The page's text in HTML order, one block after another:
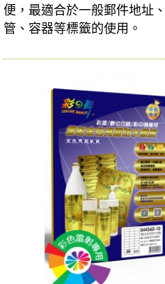
便，最適合於一般郵件地址
管、容器等標籤的使用。